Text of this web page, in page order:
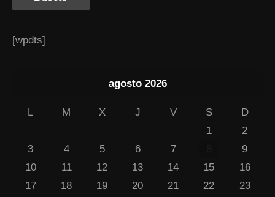
[wpdts]
agosto 2026
L M X J V S
D
1
2
3
4 5 6 7
9
10
11 12 13 14 15
16
17
18 19 20 21 22
23